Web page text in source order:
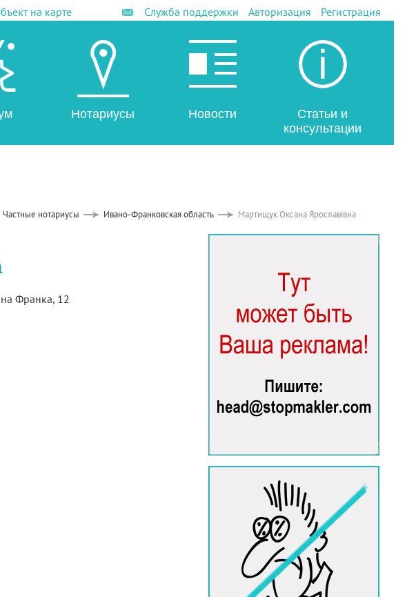
на карте Служба поддержки Авторизация Регистрация
Нотариусы Новости
Статьи и
консультации
Частные нотариусы Ивано-Франковская область Мартищук Оксана Ярославівна
Франка, 12